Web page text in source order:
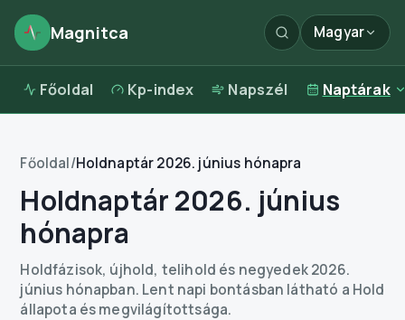
Magnitca Magyar
Főoldal Kp-index Napszél Naptárak
Főoldal/Holdnaptár 2026. június hónapra
Holdnaptár 2026. június
hónapra
Holdfázisok, újhold, telihold és negyedek 2026.
június hónapban. Lent napi bontásban látható a Hold
állapota és megvilágítottsága.